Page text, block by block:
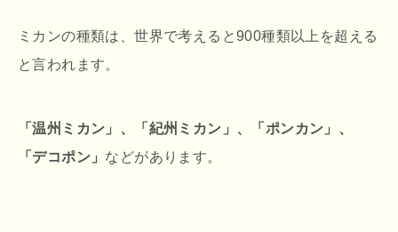
ミカンの種類は、世界で考えると900種類以上を超える
と言われます。
「温州ミカン」、「紀州ミカン」、「ポンカン」、
「デコポン」 などがあります。